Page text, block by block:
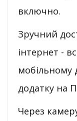
включно.
Зручний
інтернет -
мобільному
додатку на
Через